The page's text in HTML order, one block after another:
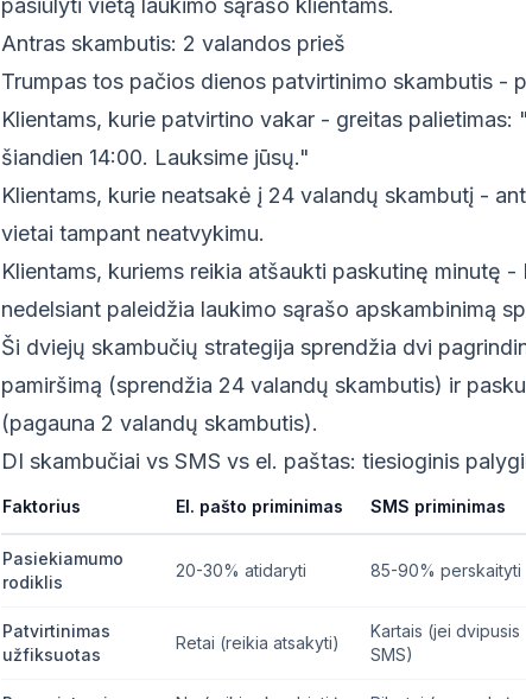
pasiūlyti vietą laukimo sąrašo klientams.
Antras skambutis: 2 valandos prieš
Trumpas tos pačios dienos patvirtinimo skambutis -
Klientams, kurie patvirtino vakar - greitas
šiandien 14:00. Lauksime jūsų."
Klientams, kurie neatsakė į 24 valandų skambutį -
vietai tampant neatvykimu.
Klientams, kuriems reikia atšaukti paskutinę minutę
nedelsiant paleidžia laukimo sąrašo apskambinimą
Ši dviejų skambučių strategija sprendžia dvi
pamiršimą (sprendžia 24 valandų skambutis) ir
(pagauna 2 valandų skambutis).
DI skambučiai vs SMS vs el. paštas: tiesioginis
Faktorius El. pašto priminimas SMS priminimas
Pasiekiamumo
rodiklis
20-30% atidaryti 85-90% perskaityti
Patvirtinimas
užfiksuotas
Retai (reikia atsakyti)
Kartais (jei dvipusis
SMS)